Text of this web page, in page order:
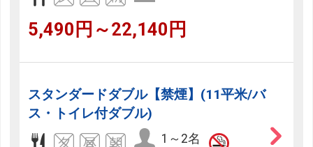
5,490円～22,140円
スタンダードダブル【禁煙】(11平米/バ
ス・トイレ付ダブル)
1～2名